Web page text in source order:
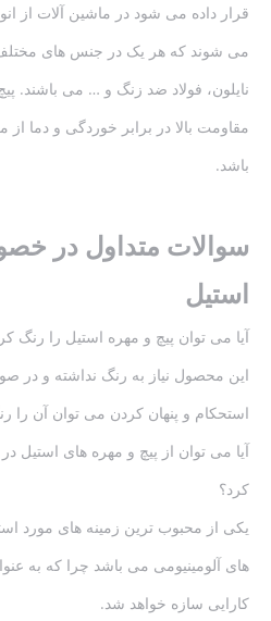
قرار داده می شود در ماشین آلات از
می شوند که هر یک در جنس های مختلف
نایلون، فولاد ضد زنگ و … می باشند.
مقاومت بالا در برابر خوردگی و دما
باشد.
سوالات متداول در
استیل
آیا می توان پیچ و مهره استیل را رنگ
این محصول نیاز به رنگ نداشته و در
استحکام و پنهان کردن می توان آن را
آیا می توان از پیچ و مهره های استیل
کرد؟
یکی از محبوب ترین زمینه های مورد
های آلومینیومی می باشد چرا که به
کارایی سازه خواهد شد.